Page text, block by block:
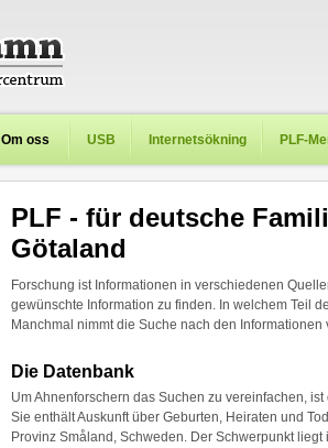
Om oss USB Internetsökning PLF-
PLF - für deutsche
Götaland
Forschung ist Informationen in verschiedenen
gewünschte Information zu finden. In welchem Teil
Manchmal nimmt die Suche nach den
Die Datenbank
Um Ahnenforschern das Suchen zu vereinfachen,
Sie enthält Auskunft über Geburten, Heiraten und
Provinz Småland, Schweden. Der Schwerpunkt